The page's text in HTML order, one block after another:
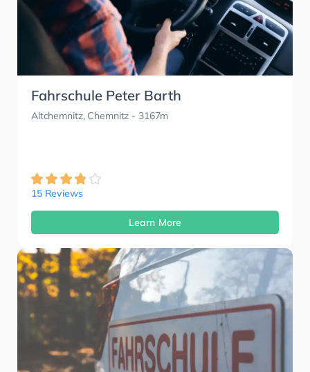
Fahrschule Peter Barth
Altchemnitz, Chemnitz - 3167m
15 Reviews
Learn More